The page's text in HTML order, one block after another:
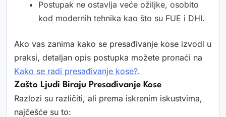
Postupak ne ostavlja veće ožiljke, osobito
kod modernih tehnika kao što su FUE i DHI.
Ako vas zanima kako se presađivanje kose izvodi u
praksi, detaljan opis postupka možete pronaći na
Kako se radi presađivanje kose?.
Zašto Ljudi Biraju Presađivanje Kose
Razlozi su različiti, ali prema iskrenim iskustvima,
najčešće su to: